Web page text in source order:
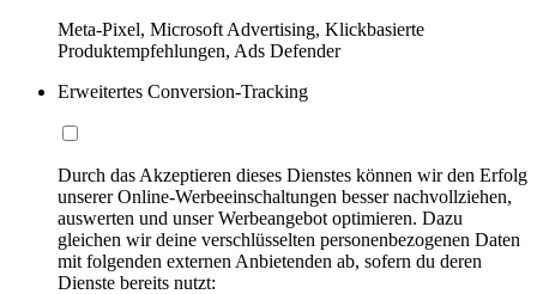
Meta-Pixel, Microsoft Advertising, Klickbasierte
Produktempfehlungen, Ads Defender
Erweitertes Conversion-Tracking
Durch das Akzeptieren dieses Dienstes können wir den Erfolg
unserer Online-Werbeeinschaltungen besser nachvollziehen,
auswerten und unser Werbeangebot optimieren. Dazu
gleichen wir deine verschlüsselten personenbezogenen Daten
mit folgenden externen Anbietenden ab, sofern du deren
Dienste bereits nutzt: